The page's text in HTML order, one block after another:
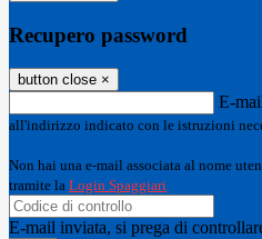
Recupero password
button close ×
E-
all'indirizzo indicato con le istruzioni
Non hai una e-mail associata al nome
tramite la Login Spaggiari
E-mail inviata, si prega di